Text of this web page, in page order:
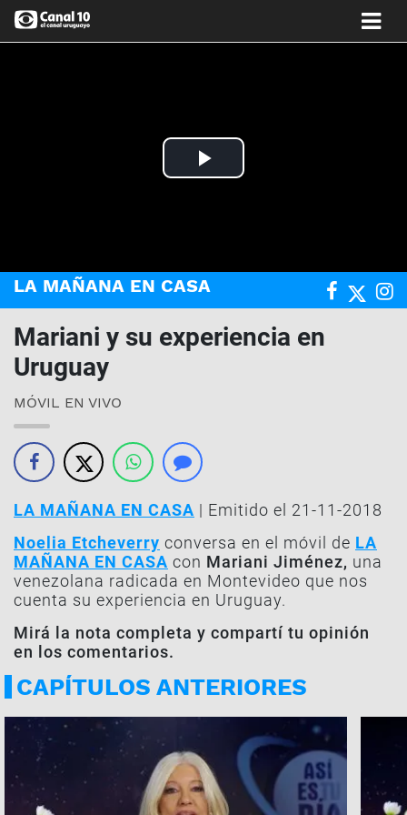
Play
LA MAÑANA EN CASA
Mariani y su experiencia en
Uruguay
MÓVIL EN VIVO
LA MAÑANA EN CASA | Emitido el 21-11-2018
Noelia Etcheverry conversa en el móvil de LA
MAÑANA EN CASA con Mariani Jiménez, una
venezolana radicada en Montevideo que nos
cuenta su experiencia en Uruguay.
Mirá la nota completa y compartí tu opinión
en los comentarios.
CAPÍTULOS ANTERIORES